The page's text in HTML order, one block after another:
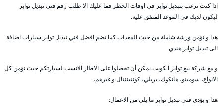
اذا كنت ترغب بتبديل تواير في اوقات الحظر فما عليك الا طلب رقم فني تبديل تواير
ليكون لديك في الموعد المتفق عليه.
هذا و نؤمن ورشة شاملة من حيث المعدات كما تضم افضل فني تبديل تواير سيارات اضافة
الى تبديل تواير هندي.
و مع شركة بيع تواير الكويت يمكن أن تحصلوا على الاطار الانسب لسيارتكم حيث نؤمن كل
الانواع، سوميتو، هانكوك، بريلي، كونتيننتال و غيرهم.
هذا و يؤدي فني تبديل تواير ما يلي من الاعمال: